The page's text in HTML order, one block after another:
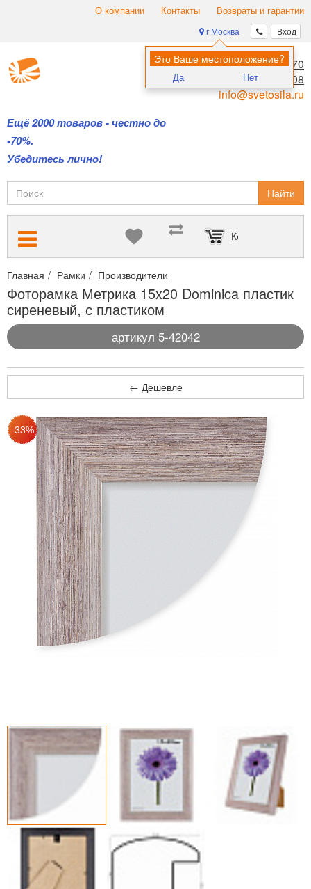
О компании Контакты Возвраты и гарантии
Вход
г Москва
Это Ваше местоположение?
Да Нет
Ещё 2000 товаров - честно до
-70%.
Убедитесь лично!
8 (495) 970-00-70
8 (800) 700-11-08
info@svetosila.ru
Найти
Корзина пуста
Главная Рамки Производители
Фоторамка Метрика 15x20 Dominica пластик
сиреневый, с пластиком
артикул 5-42042
← Дешевле